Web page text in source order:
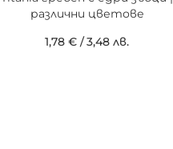
различни цветове
1,78 € /3,48 лв.